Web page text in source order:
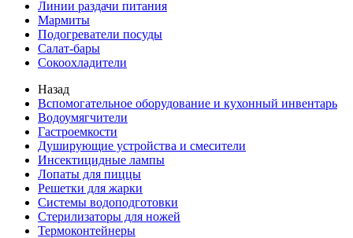
Линии раздачи питания
Мармиты
Подогреватели посуды
Салат-бары
Сокоохладители
Назад
Вспомогательное оборудование и кухонный инвентарь
Водоумягчители
Гастроемкости
Душирующие устройства и смесители
Инсектицидные лампы
Лопаты для пиццы
Решетки для жарки
Системы водоподготовки
Стерилизаторы для ножей
Термоконтейнеры